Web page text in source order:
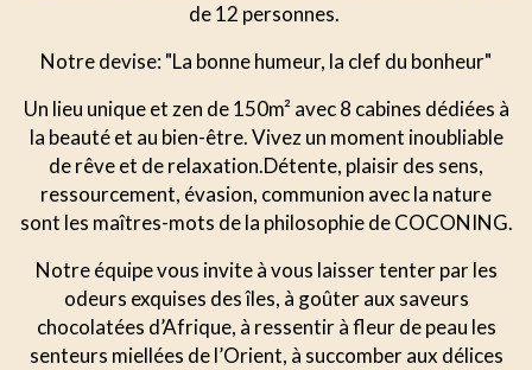
de 12 personnes.
Notre devise: "La bonne humeur, la clef du bonheur"
Un lieu unique et zen de 150m² avec 8 cabines dédiées à
la beauté et au bien-être. Vivez un moment inoubliable
de rêve et de relaxation.Détente, plaisir des sens,
ressourcement, évasion, communion avec la nature
sont les maîtres-mots de la philosophie de COCONING.
Notre équipe vous invite à vous laisser tenter par les
odeurs exquises des îles, à goûter aux saveurs
chocolatées d’Afrique, à ressentir à fleur de peau les
senteurs miellées de l’Orient, à succomber aux délices